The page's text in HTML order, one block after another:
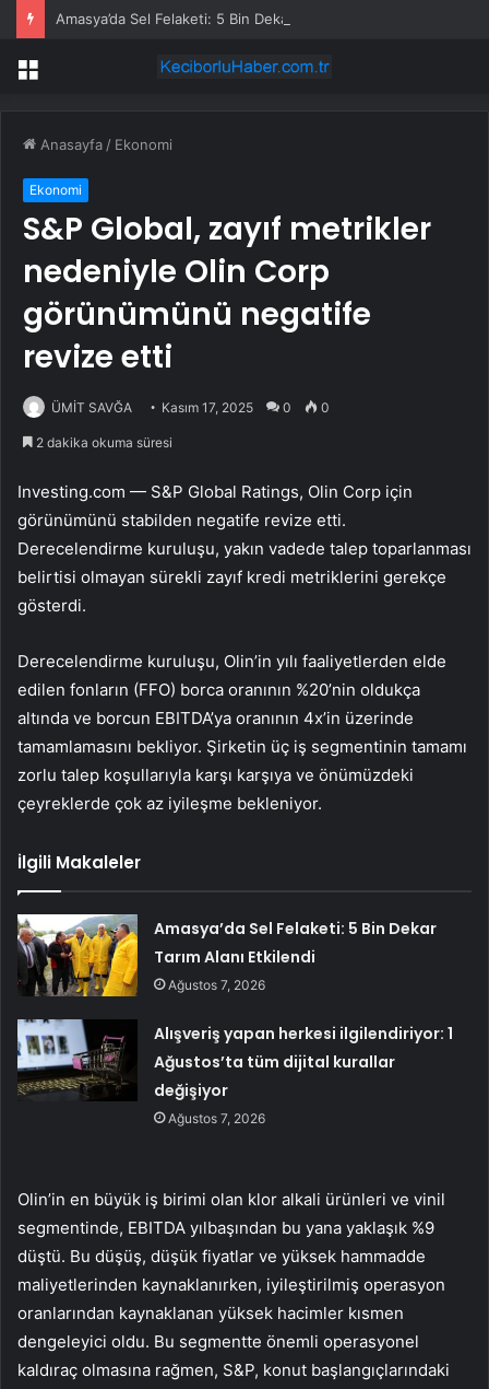
Amasya’da Sel Felaketi: 5 Bin Dekar Tarım Alanı Etkilendi
Menü
Anasayfa / Ekonomi
Ekonomi
S&P Global, zayıf metrikler
nedeniyle Olin Corp
görünümünü negatife
revize etti
ÜMİT SAVĞA Kasım 17, 2025 0 0
2 dakika okuma süresi
Investing.com — S&P Global Ratings, Olin Corp için
görünümünü stabilden negatife revize etti.
Derecelendirme kuruluşu, yakın vadede talep toparlanması
belirtisi olmayan sürekli zayıf kredi metriklerini gerekçe
gösterdi.
Derecelendirme kuruluşu, Olin’in yılı faaliyetlerden elde
edilen fonların (FFO) borca oranının %20’nin oldukça
altında ve borcun EBITDA’ya oranının 4x’in üzerinde
tamamlamasını bekliyor. Şirketin üç iş segmentinin tamamı
zorlu talep koşullarıyla karşı karşıya ve önümüzdeki
çeyreklerde çok az iyileşme bekleniyor.
İlgili Makaleler
Amasya’da Sel Felaketi: 5 Bin Dekar
Tarım Alanı Etkilendi
Ağustos 7, 2026
Alışveriş yapan herkesi ilgilendiriyor: 1
Ağustos’ta tüm dijital kurallar
değişiyor
Ağustos 7, 2026
Olin’in en büyük iş birimi olan klor alkali ürünleri ve vinil
segmentinde, EBITDA yılbaşından bu yana yaklaşık %9
düştü. Bu düşüş, düşük fiyatlar ve yüksek hammadde
maliyetlerinden kaynaklanırken, iyileştirilmiş operasyon
oranlarından kaynaklanan yüksek hacimler kısmen
dengeleyici oldu. Bu segmentte önemli operasyonel
kaldıraç olmasına rağmen, S&P, konut başlangıçlarındaki